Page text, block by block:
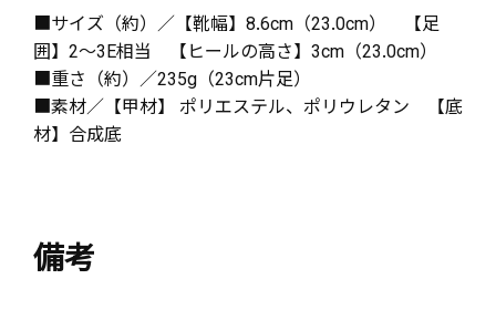
■サイズ（約）／【靴幅】8.6cm（23.0cm） 【足
囲】2～3E相当 【ヒールの高さ】3cm（23.0cm）
■重さ（約）／235g（23cm片足）
■素材／【甲材】 ポリエステル、ポリウレタン 【底
材】合成底
備考